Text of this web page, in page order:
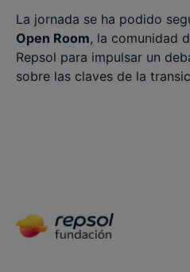
La jornada se ha podido
Open Room, la comunidad
Repsol para impulsar un
sobre las claves de la